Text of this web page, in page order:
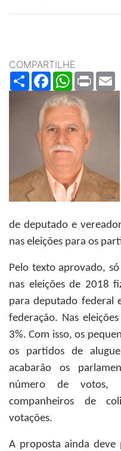
COMPARTILHE
ShareFacebookWhatsApp
Print
de deputado e
nas eleições para os
Pelo texto aprovado,
nas eleições de 2018
para deputado federal
federação. Nas
3%. Com isso, os
os partidos de
acabarão os
número de votos,
companheiros de
votações.
A proposta ainda deve